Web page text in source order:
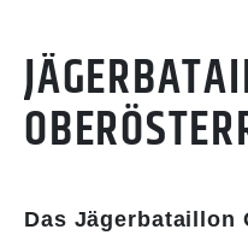
Das Jägerbataillon